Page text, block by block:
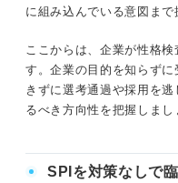
に組み込んでいる意図まで
ここからは、企業が性格
す。企業の目的を知らず
きずに選考通過や採用を
るべき方向性を把握しまし
SPIを対策なしで